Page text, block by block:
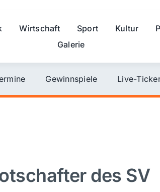
Wirtschaft Sport Kultur
Galerie
Gewinnspiele Live-
des SV